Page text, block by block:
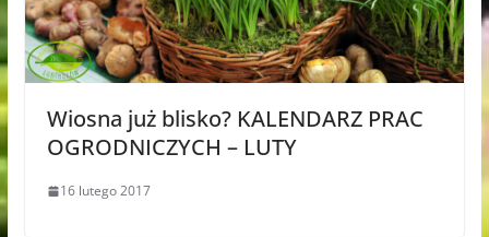
Wiosna już blisko? KALENDARZ PRAC
OGRODNICZYCH – LUTY
16 lutego 2017